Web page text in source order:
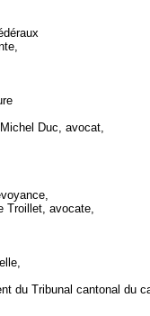
Duc, avocat,
Troillet, avocate,
du Tribunal cantonal du